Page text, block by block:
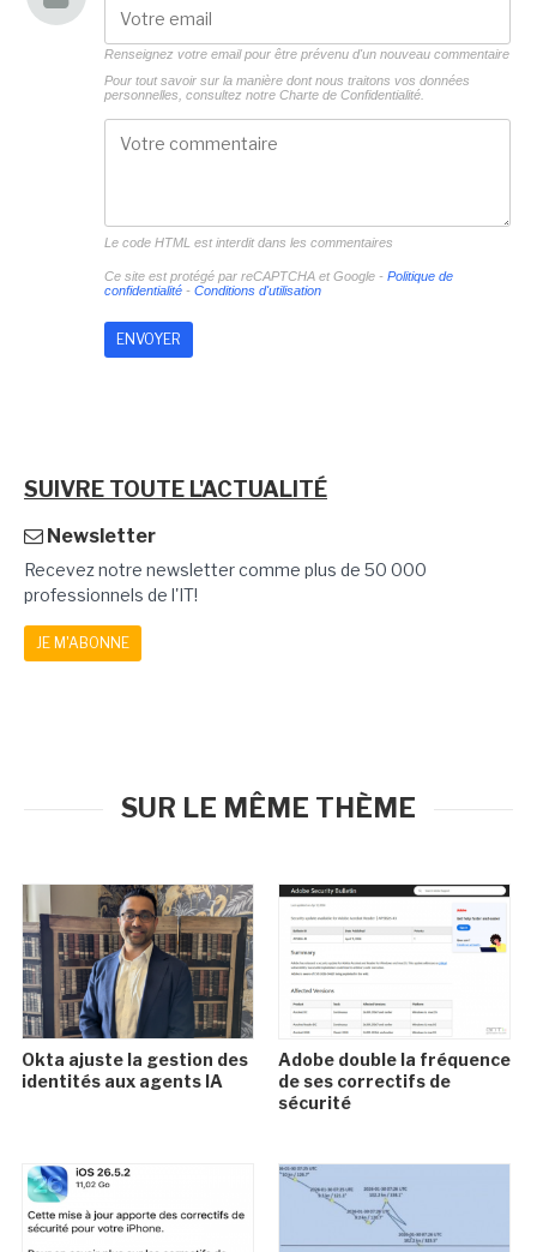
Renseignez votre email pour être prévenu d'un nouveau commentaire
Pour tout savoir sur la manière dont nous traitons vos données
personnelles, consultez notre Charte de Confidentialité.
Le code HTML est interdit dans les commentaires
Ce site est protégé par reCAPTCHA et Google - Politique de
confidentialité- Conditions d'utilisation
SUIVRE TOUTE L'ACTUALITÉ
Newsletter
Recevez notre newsletter comme plus de 50 000
professionnels de l'IT!
JE M'ABONNE
SUR LE MÊME THÈME
Okta ajuste la gestion des
identités aux agents IA
Adobe double la fréquence
de ses correctifs de
sécurité